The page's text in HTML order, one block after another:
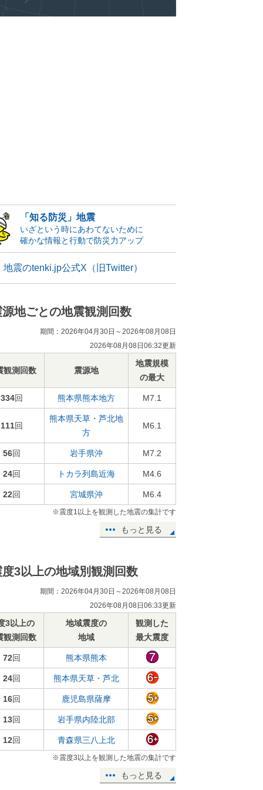
「知る防災」地震
いざという時にあわてないために
確かな情報と行動で防災力アップ
地震のtenki.jp公式X（旧Twitter）
源地ごとの地震観測回数
期間：2026年04月30日～2026年08月08日
2026年08月08日06:32更新
観測回数 震源地
地震規模
の最大
334回 熊本県熊本地方 M7.1
111回
熊本県天草・芦北地
方
M6.1
56回 岩手県沖 M7.2
24回 トカラ列島近海 M4.6
22回 宮城県沖 M6.4
※震度1以上を観測した地震の集計です
もっと見る
度3以上の地域別観測回数
期間：2026年04月30日～2026年08月08日
2026年08月08日06:33更新
3以上の
観測回数
地域震度の
地域
観測した
最大震度
72回 熊本県熊本
24回 熊本県天草・芦北
16回 鹿児島県薩摩
13回 岩手県内陸北部
12回 青森県三八上北
※震度3以上を観測した地震の集計です
もっと見る